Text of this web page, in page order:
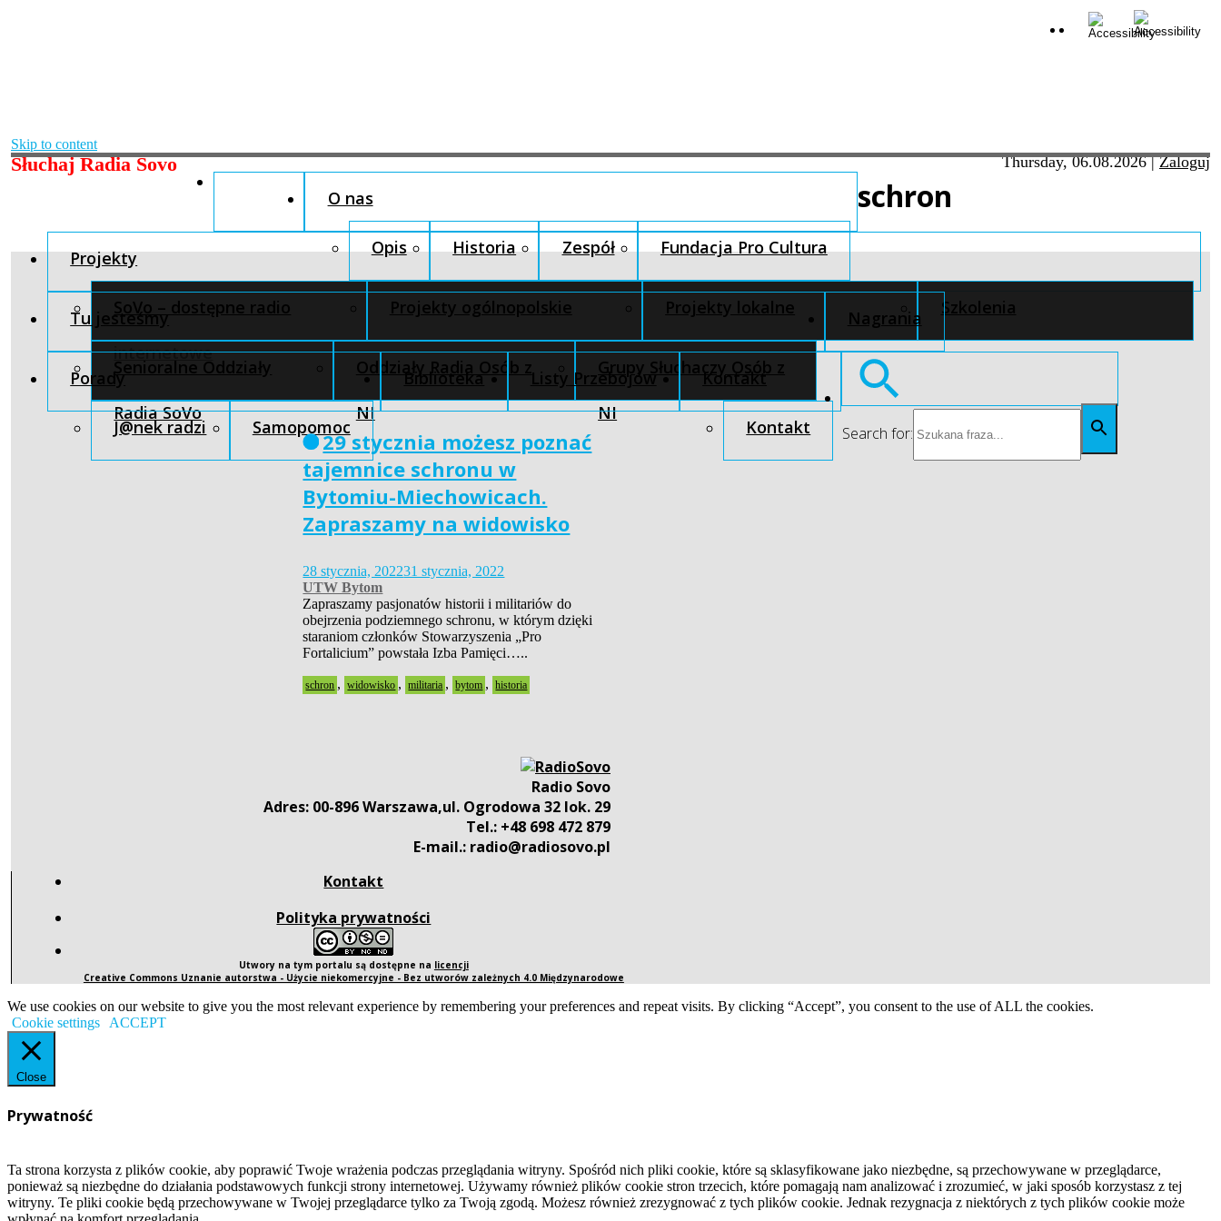
Skip to content
Słuchaj Radia Sovo Thursday, 06.08.2026|Zaloguj
O nas
Opis Historia Zespół Fundacja Pro Cultura
Projekty
SoVo – dostępne radio
internetowe
Projekty ogólnopolskie Projekty lokalne Szkolenia
Tu jesteśmy
Senioralne Oddziały
Radia SoVo
Oddziały Radia Osób z
NI
Grupy Słuchaczy Osób z
NI
Nagrania
Porady
J@nek radzi Samopomoc
Biblioteka Listy Przebojów Kontakt
Kontakt Search for:
schron
29 stycznia możesz poznać
tajemnice schronu w
Bytomiu-Miechowicach.
Zapraszamy na widowisko
28 stycznia, 202231 stycznia, 2022
UTW Bytom
Zapraszamy pasjonatów historii i militariów do
obejrzenia podziemnego schronu, w którym dzięki
staraniom członków Stowarzyszenia „Pro
Fortalicium” powstała Izba Pamięci…..
schron , widowisko , militaria , bytom , historia
Radio Sovo
Adres: 00-896 Warszawa,ul. Ogrodowa 32 lok. 29
Tel.: +48 698 472 879
E-mail.: radio@radiosovo.pl
Kontakt
Polityka prywatności
Utwory na tym portalu są dostępne na licencji
Creative Commons Uznanie autorstwa - Użycie niekomercyjne - Bez utworów zależnych 4.0 Międzynarodowe
We use cookies on our website to give you the most relevant experience by remembering your preferences and repeat visits. By clicking “Accept”, you consent to the use of ALL the cookies.
Cookie settings
ACCEPT
Close
Prywatność
Ta strona korzysta z plików cookie, aby poprawić Twoje wrażenia podczas przeglądania witryny. Spośród nich pliki cookie, które są sklasyfikowane jako niezbędne, są przechowywane w przeglądarce,
ponieważ są niezbędne do działania podstawowych funkcji strony internetowej. Używamy również plików cookie stron trzecich, które pomagają nam analizować i zrozumieć, w jaki sposób korzystasz z tej
witryny. Te pliki cookie będą przechowywane w Twojej przeglądarce tylko za Twoją zgodą. Możesz również zrezygnować z tych plików cookie. Jednak rezygnacja z niektórych z tych plików cookie może